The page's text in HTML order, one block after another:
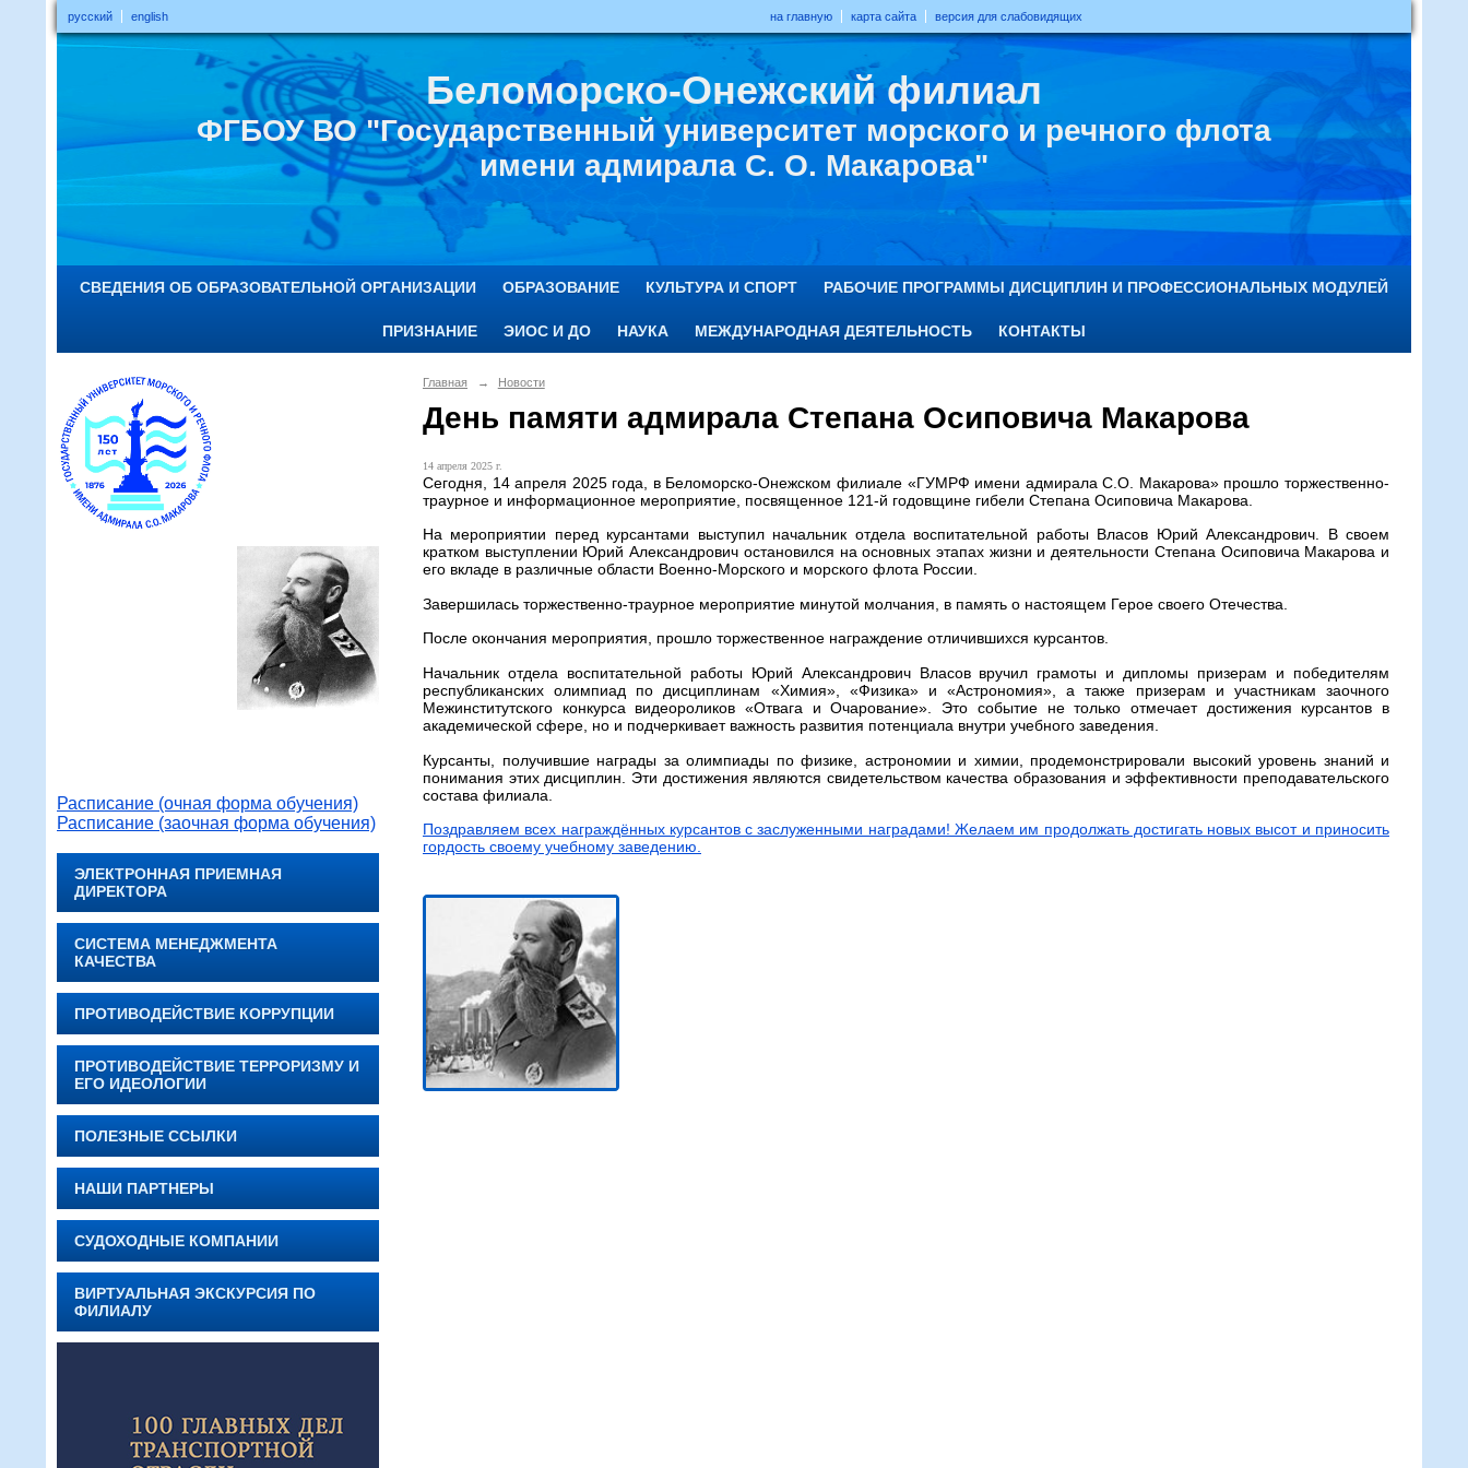
русский english на главную карта сайта версия для слабовидящих
Беломорско-Онежский филиал
ФГБОУ ВО "Государственный университет морского и речного флота
имени адмирала С. О. Макарова"
СВЕДЕНИЯ ОБ ОБРАЗОВАТЕЛЬНОЙ ОРГАНИЗАЦИИ ОБРАЗОВАНИЕ КУЛЬТУРА И СПОРТ РАБОЧИЕ ПРОГРАММЫ ДИСЦИПЛИН И ПРОФЕССИОНАЛЬНЫХ МОДУЛЕЙ
ПРИЗНАНИЕ ЭИОС И ДО НАУКА МЕЖДУНАРОДНАЯ ДЕЯТЕЛЬНОСТЬ КОНТАКТЫ
Расписание (очная форма обучения)
Расписание (заочная форма обучения)
ЭЛЕКТРОННАЯ ПРИЕМНАЯ
ДИРЕКТОРА
СИСТЕМА МЕНЕДЖМЕНТА
КАЧЕСТВА
ПРОТИВОДЕЙСТВИЕ КОРРУПЦИИ
ПРОТИВОДЕЙСТВИЕ ТЕРРОРИЗМУ И
ЕГО ИДЕОЛОГИИ
ПОЛЕЗНЫЕ ССЫЛКИ
НАШИ ПАРТНЕРЫ
СУДОХОДНЫЕ КОМПАНИИ
ВИРТУАЛЬНАЯ ЭКСКУРСИЯ ПО
ФИЛИАЛУ
Главная → Новости
День памяти адмирала Степана Осиповича Макарова
14 апреля 2025 г.
Сегодня, 14 апреля 2025 года, в Беломорско-Онежском филиале «ГУМРФ имени адмирала С.О. Макарова» прошло торжественно-
траурное и информационное мероприятие, посвященное 121-й годовщине гибели Степана Осиповича Макарова.
На мероприятии перед курсантами выступил начальник отдела воспитательной работы Власов Юрий Александрович. В своем
кратком выступлении Юрий Александрович остановился на основных этапах жизни и деятельности Степана Осиповича Макарова и
его вкладе в различные области Военно-Морского и морского флота России.
Завершилась торжественно-траурное мероприятие минутой молчания, в память о настоящем Герое своего Отечества.
После окончания мероприятия, прошло торжественное награждение отличившихся курсантов.
Начальник отдела воспитательной работы Юрий Александрович Власов вручил грамоты и дипломы призерам и победителям
республиканских олимпиад по дисциплинам «Химия», «Физика» и «Астрономия», а также призерам и участникам заочного
Межинститутского конкурса видеороликов «Отвага и Очарование». Это событие не только отмечает достижения курсантов в
академической сфере, но и подчеркивает важность развития потенциала внутри учебного заведения.
Курсанты, получившие награды за олимпиады по физике, астрономии и химии, продемонстрировали высокий уровень знаний и
понимания этих дисциплин. Эти достижения являются свидетельством качества образования и эффективности преподавательского
состава филиала.
Поздравляем всех награждённых курсантов с заслуженными наградами! Желаем им продолжать достигать новых высот и приносить
гордость своему учебному заведению.